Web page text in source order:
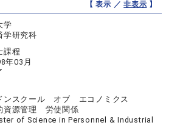
【 表示 ／非表示 】
学
学研究科
課程
年03月
ンスクール オブ エコノミクス
資源管理 労使関係
of Science in Personnel & Industrial